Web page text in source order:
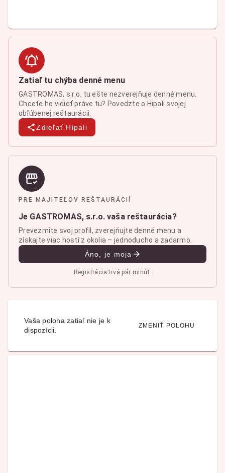
Zatiaľ tu chýba denné menu
GASTROMAS, s.r.o. tu ešte nezverejňuje denné menu.
Chcete ho vidieť práve tu? Povedzte o Hipali svojej
obľúbenej reštaurácii.
Zdieľať Hipali
PRE MAJITEĽOV REŠTAURÁCIÍ
Je GASTROMAS, s.r.o. vaša reštaurácia?
Prevezmite svoj profil, zverejňujte denné menu a
získajte viac hostí z okolia – jednoducho a zadarmo.
Áno, je moja
Registrácia trvá pár minút.
Vaša poloha zatiaľ nie je k
dispozícii.
ZMENIŤ POLOHU